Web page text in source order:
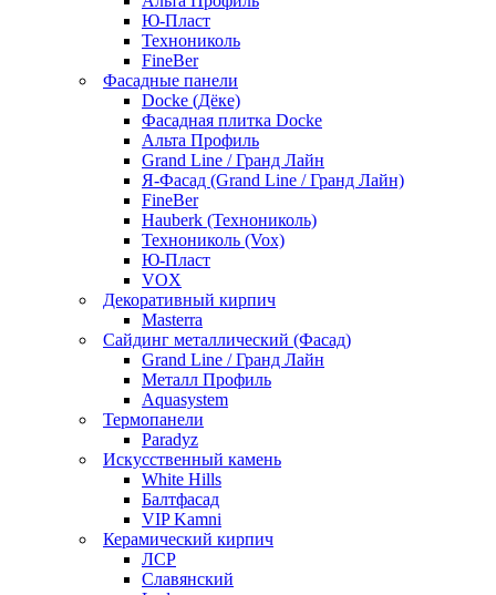
Ю-Пласт
Технониколь
FineBer
Фасадные панели
Docke (Дёке)
Фасадная плитка Docke
Альта Профиль
Grand Line / Гранд Лайн
Я-Фасад (Grand Line / Гранд Лайн)
FineBer
Hauberk (Технониколь)
Технониколь (Vox)
Ю-Пласт
VOX
Декоративный кирпич
Masterra
Сайдинг металлический (Фасад)
Grand Line / Гранд Лайн
Металл Профиль
Aquasystem
Термопанели
Paradyz
Искусственный камень
White Hills
Балтфасад
VIP Kamni
Керамический кирпич
ЛСР
Славянский